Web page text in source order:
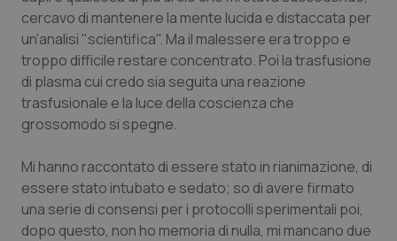
Marche
Molise
Piemonte
Provincia Autonoma di Bolzano
Provincia Autonoma di Trento
Donna & Salute
Epatiti
HIV
Infezioni & Febbre
Ipertensione & Scompenso
cercavo di mantenere la mente lucida e distaccata per
un'analisi "scientifica". Ma il malessere era troppo e
troppo difficile restare concentrato. Poi la trasfusione
di plasma cui credo sia seguita una reazione
trasfusionale e la luce della coscienza che
grossomodo si spegne.
Mi hanno raccontato di essere stato in rianimazione, di
essere stato intubato e sedato; so di avere firmato
una serie di consensi per i protocolli sperimentali poi,
dopo questo, non ho memoria di nulla, mi mancano due